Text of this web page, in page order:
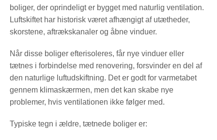
boliger, der oprindeligt er bygget med naturlig ventilation.
Luftskiftet har historisk været afhængigt af utætheder,
skorstene, aftrækskanaler og åbne vinduer.
Når disse boliger efterisoleres, får nye vinduer eller
tætnes i forbindelse med renovering, forsvinder en del af
den naturlige luftudskiftning. Det er godt for varmetabet
gennem klimaskærmen, men det kan skabe nye
problemer, hvis ventilationen ikke følger med.
Typiske tegn i ældre, tætnede boliger er: